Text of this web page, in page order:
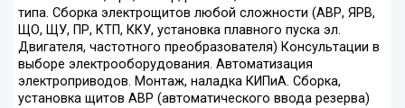
типа. Сборка электрощитов любой сложности (АВР, ЯРВ,
ЩО, ЩУ, ПР, КТП, ККУ, установка плавного пуска эл.
Двигателя, частотного преобразователя) Консультации в
выборе электрооборудования. Автоматизация
электроприводов. Монтаж, наладка КИПиА. Сборка,
установка щитов АВР (автоматического ввода резерва)